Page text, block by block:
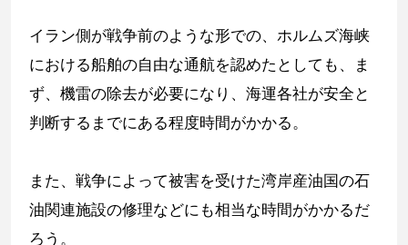
イラン側が戦争前のような形での、ホルムズ海峡
における船舶の自由な通航を認めたとしても、ま
ず、機雷の除去が必要になり、海運各社が安全と
判断するまでにある程度時間がかかる。
また、戦争によって被害を受けた湾岸産油国の石
油関連施設の修理などにも相当な時間がかかるだ
ろう。